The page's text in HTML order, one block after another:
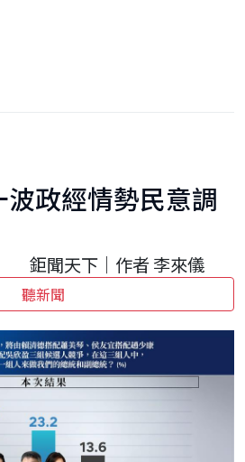
政經情勢民意調
鉅聞天下｜作者 李來儀
聽新聞